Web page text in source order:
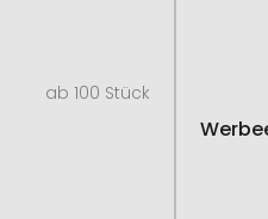
ab 100 Stück